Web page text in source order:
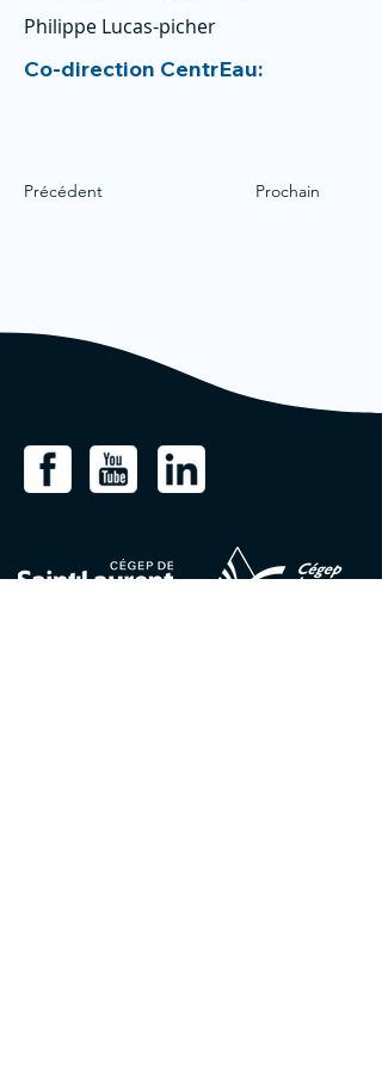
Philippe Lucas-picher
Co-direction CentrEau:
Précédent Prochain